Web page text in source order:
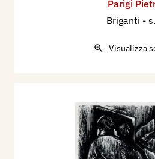
Parigi
Briganti -
Visualizza